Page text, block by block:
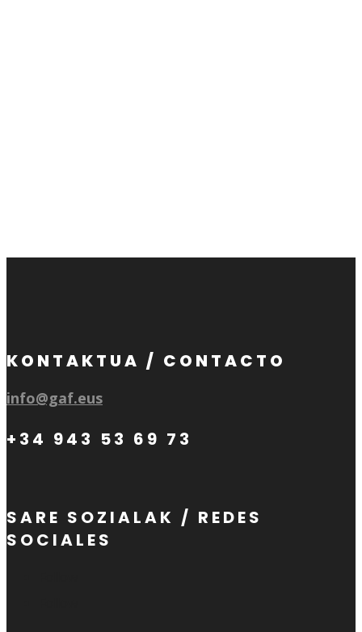
KONTAKTUA / CONTACTO
info@gaf.eus
+34 943 53 69 73
SARE SOZIALAK / REDES
SOCIALES